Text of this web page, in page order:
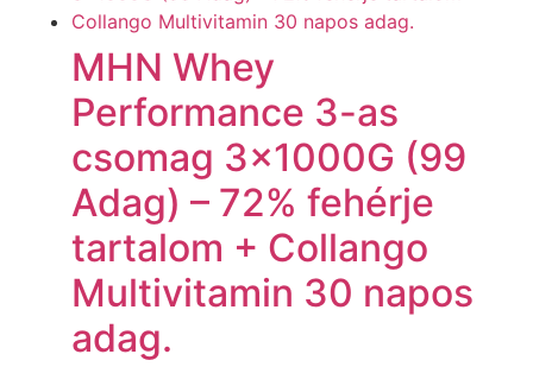
MHN Whey
Performance 3-as
csomag 3x1000G (99
Adag) – 72% fehérje
tartalom + Collango
Multivitamin 30 napos
adag.